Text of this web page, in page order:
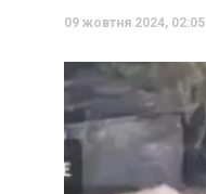
09 жовтня 2024, 02:05